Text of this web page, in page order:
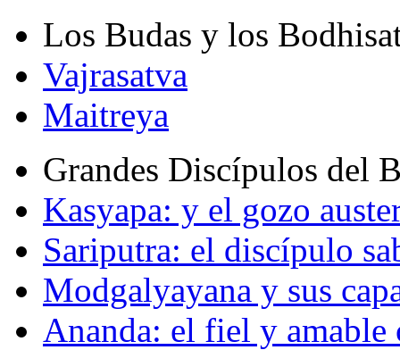
Los Budas y los
Vajrasatva
Maitreya
Grandes Discípulos del
Kasyapa: y el gozo
Sariputra: el discípulo
Modgalyayana y sus
Ananda: el fiel y amable